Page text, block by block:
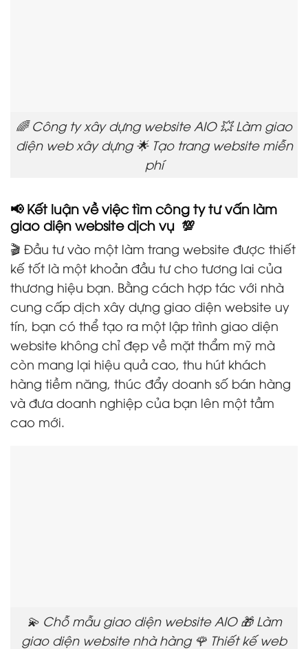
🌈 Công ty xây dựng website AIO 💥 Làm giao
diện web xây dựng 🌟 Tạo trang website miễn
phí
📢 Kết luận về việc tìm công ty tư vấn làm
giao diện website dịch vụ 💯
🎬 Đầu tư vào một làm trang website được thiết
kế tốt là một khoản đầu tư cho tương lai của
thương hiệu bạn. Bằng cách hợp tác với nhà
cung cấp dịch xây dựng giao diện website uy
tín, bạn có thể tạo ra một lập trình giao diện
website không chỉ đẹp về mặt thẩm mỹ mà
còn mang lại hiệu quả cao, thu hút khách
hàng tiềm năng, thúc đẩy doanh số bán hàng
và đưa doanh nghiệp của bạn lên một tầm
cao mới.
💫 Chỗ mẫu giao diện website AIO 🎁 Làm
giao diện website nhà hàng 🌹 Thiết kế web